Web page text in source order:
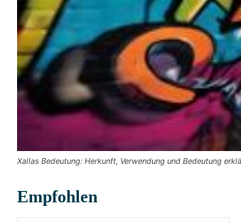
Xallas Bedeutung: Herkunft, Verwendung und Bedeutung
Empfohlen